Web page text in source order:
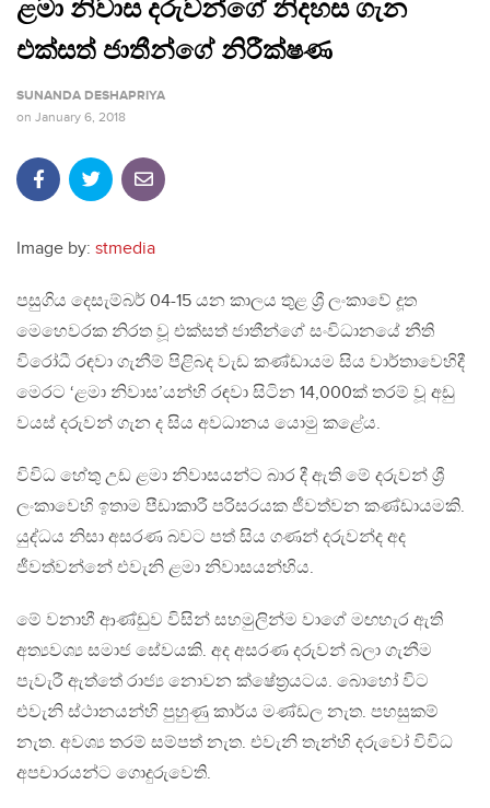
ළමා නිවාස දරුවන්ගේ නිදහස ගැන
එක්සත් ජාතීන්ගේ නිරීක්ෂණ
SUNANDA DESHAPRIYA
on January 6, 2018
Image by: stmedia
පසුගිය දෙසැම්බර් 04-15 යන කාලය තුළ ශ්‍රී ලංකාවේ දූත
මෙහෙවරක නිරත වූ එක්සත් ජාතීන්ගේ සංවිධානයේ නීති
විරෝධී රඳවා ගැනීම් පිළිබද වැඩ කණ්ඩායම සිය වාර්තාවෙහිදී
මෙරට ‘ළමා නිවාස’යන්හි රඳවා සිටින 14,000ක් තරම් වූ අඩු
වයස් දරුවන් ගැන ද සිය අවධානය යොමු කළේය.
විවිධ හේතු උඩ ළමා නිවාසයන්ට බාර දී ඇති මේ දරුවන් ශ්‍රී
ලංකාවෙහි ඉතාම පීඩාකාරී පරිසරයක ජීවත්වන කණ්ඩායමකි.
යුද්ධය නිසා අසරණ බවට පත් සිය ගණන් දරුවන්ද අද
ජීවත්වන්නේ එවැනි ළමා නිවාසයන්හිය.
මේ වනාහී ආණ්ඩුව විසින් සහමුලින්ම වාගේ මඟහැර ඇති
අත්‍යවශ්‍ය සමාජ සේවයකි. අද අසරණ දරුවන් බලා ගැනීම
පැවැරී ඇත්තේ රාජ්‍ය නොවන ක්ෂේත්‍රයටය. බොහෝ විට
එවැනි ස්ථානයන්හි පුහුණු කාර්ය මණ්ඩල නැත. පහසුකම්
නැත. අවශ්‍ය තරම් සම්පත් නැත. එවැනි තැන්හි දරුවෝ විවිධ
අපචාරයන්ට ගොදුරුවෙති.